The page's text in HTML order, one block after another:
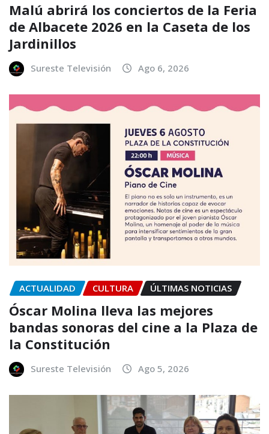
Malú abrirá los conciertos de la Feria
de Albacete 2026 en la Caseta de los
Jardinillos
Sureste Televisión Ago 6, 2026
ACTUALIDAD CULTURA ÚLTIMAS NOTICIAS
Óscar Molina lleva las mejores
bandas sonoras del cine a la Plaza de
la Constitución
Sureste Televisión Ago 5, 2026